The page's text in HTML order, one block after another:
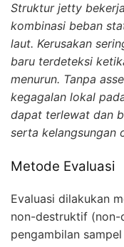
Struktur jetty
kombinasi beban
laut. Kerusakan
baru terdeteksi
menurun. Tanpa
kegagalan lokal
dapat terlewat dan
serta kelangsungan
Metode Evaluasi
Evaluasi dilakukan
non-destruktif
pengambilan